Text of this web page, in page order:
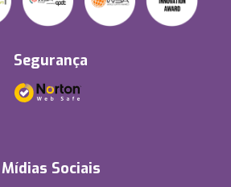
Segurança
Mídias Sociais